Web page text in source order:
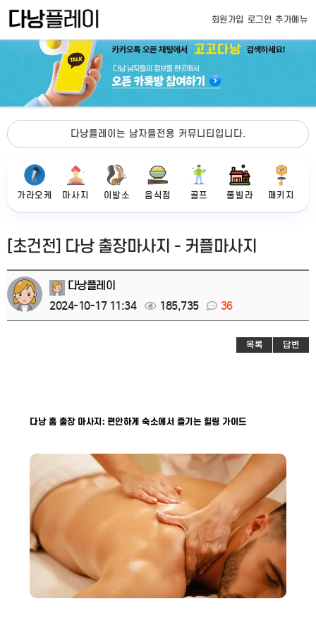
회원가입 로그인 추가메뉴
다낭플레이는 남자들전용 커뮤니티입니다.
가라오케 마사지 이발소 음식점 골프 풀빌라 패키지
[초건전] 다낭 출장마사지 - 커플마사지
다낭플레이
2024-10-17 11:34
185,735 36
목록 답변
다낭 홈 출장 마사지: 편안하게 숙소에서 즐기는 힐링 가이드